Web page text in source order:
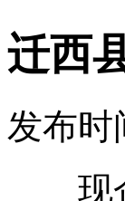
迁西
发布时
现企